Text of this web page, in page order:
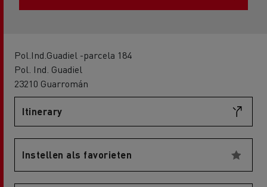
Pol.Ind.Guadiel -parcela 184
Pol. Ind. Guadiel
23210 Guarromán
Itinerary
Instellen als favorieten